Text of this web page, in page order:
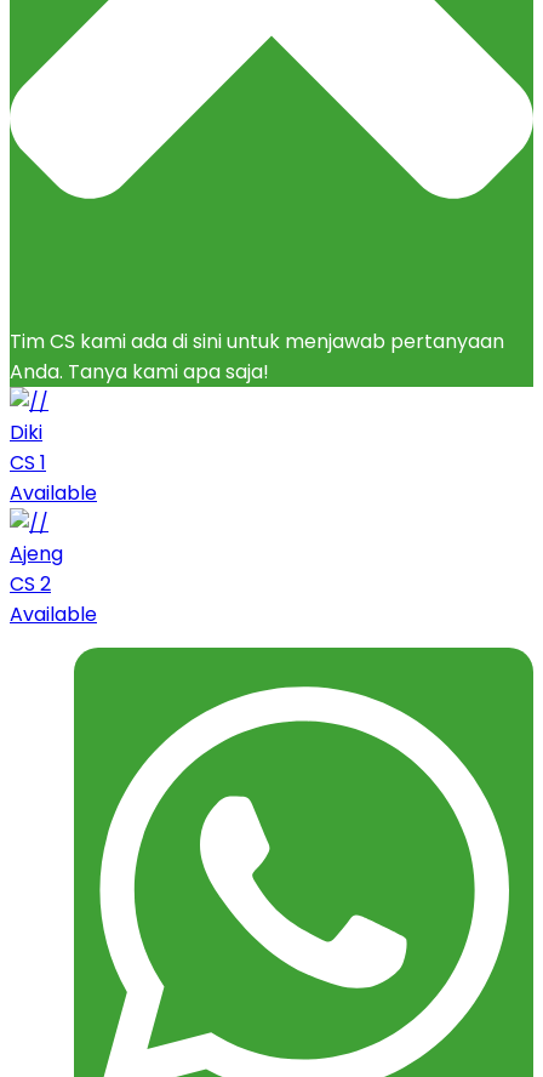
Tim CS kami ada di sini untuk menjawab pertanyaan
Anda. Tanya kami apa saja!
Diki
CS 1
Available
Ajeng
CS 2
Available